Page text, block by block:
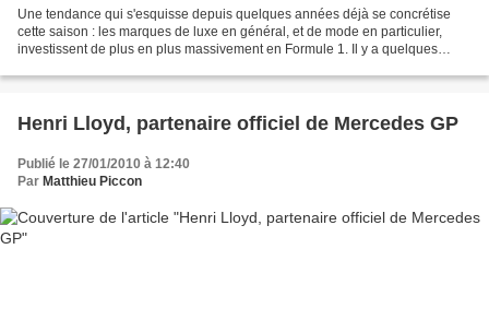
Une tendance qui s'esquisse depuis quelques années déjà se concrétise
cette saison : les marques de luxe en général, et de mode en particulier,
investissent de plus en plus massivement en Formule 1. Il y a quelques
Henri Lloyd, partenaire officiel de Mercedes GP
Publié le 27/01/2010 à 12:40
Par Matthieu Piccon